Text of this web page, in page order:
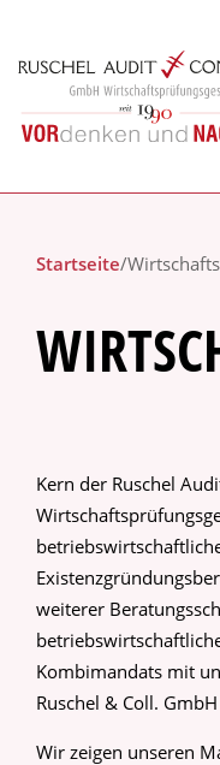
Startseite/
Kern der Ruschel
weiterer
Kombimandats mit
Ruschel & Coll.
Wir zeigen unseren